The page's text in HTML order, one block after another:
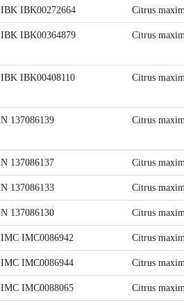
IBK IBK00272664 Citrus
IBK IBK00364879 Citrus
IBK IBK00408110 Citrus
N 137086139 Citrus
N 137086137 Citrus
N 137086133 Citrus
N 137086130 Citrus
IMC IMC0086942 Citrus
IMC IMC0086944 Citrus
IMC IMC0088065 Citrus